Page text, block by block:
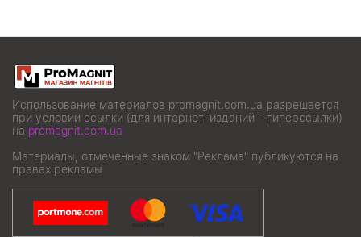
Использование материалов promagnit.com.ua разрешается
при условии ссылки (для интернет-изданий - гиперссылки)
на promagnit.com.ua
Материалы, отмеченные знаком "Реклама" публикуются на
правах рекламы